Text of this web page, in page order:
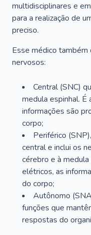
multidisciplinares e
para a realização de
preciso.
Esse médico
nervosos:
Central (SNC)
medula espinhal.
informações são
corpo;
Periférico
central e inclui os
cérebro e à
elétricos, as
do corpo;
Autônomo
funções que
respostas do